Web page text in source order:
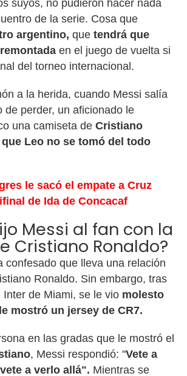
suyos, no pudieron hacer nada
de la serie. Cosa que
argentino, que tendrá que
en el juego de vuelta si
del torneo internacional.
a la herida, cuando Messi salía
de perder, un aficionado le
una camiseta de Cristiano
Leo no se tomó del todo
le sacó el empate a Cruz
de Ida de Concacaf
Messi al fan con la
Cristiano Ronaldo?
confesado que lleva una relación
Ronaldo. Sin embargo, tras
Inter de Miami, se le vio molesto
mostró un jersey de CR7.
en las gradas que le mostró el
, Messi respondió: "Vete a
a verlo allá". Mientras se